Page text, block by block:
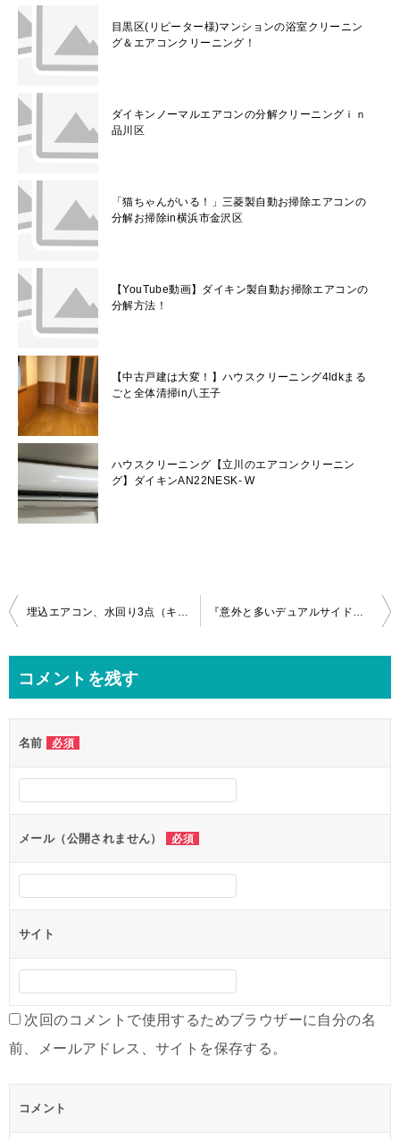
目黒区(リピーター様)マンションの浴室クリーニン
グ＆エアコンクリーニング！
ダイキンノーマルエアコンの分解クリーニングｉｎ
品川区
「猫ちゃんがいる！」三菱製自動お掃除エアコンの
分解お掃除in横浜市金沢区
【YouTube動画】ダイキン製自動お掃除エアコンの
分解方法！
【中古戸建は大変！】ハウスクリーニング4ldkまる
ごと全体清掃in八王子
ハウスクリーニング【立川のエアコンクリーニン
グ】ダイキンAN22NESK- W
投
ビ
ー
シ
ョ
ン
コメントを残す
名前 必須
メール（公開されません） 必須
サイト
次回のコメントで使用するためブラウザーに自分の名
前、メールアドレス、サイトを保存する。
コメント